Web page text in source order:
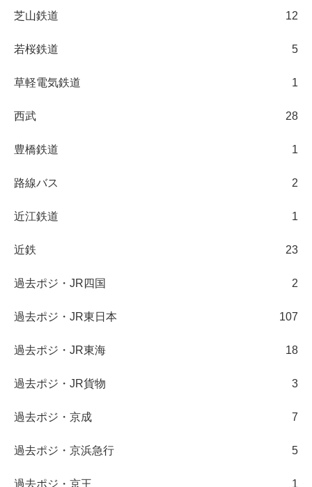
芝山鉄道 12
若桜鉄道 5
草軽電気鉄道 1
西武 28
豊橋鉄道 1
路線バス 2
近江鉄道 1
近鉄 23
過去ポジ・JR四国 2
過去ポジ・JR東日本 107
過去ポジ・JR東海 18
過去ポジ・JR貨物 3
過去ポジ・京成 7
過去ポジ・京浜急行 5
過去ポジ・京王 1